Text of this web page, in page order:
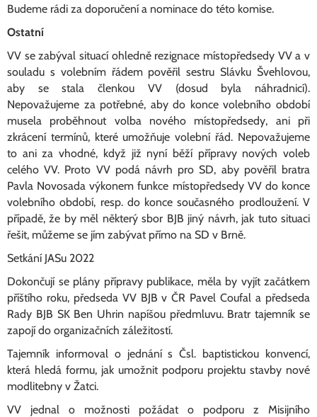
Budeme rádi za doporučení a nominace do této komise.
Ostatní
VV se zabýval situací ohledně rezignace místopředsedy VV a v
souladu s volebním řádem pověřil sestru Slávku Švehlovou,
aby se stala členkou VV (dosud byla náhradnicí).
Nepovažujeme za potřebné, aby do konce volebního období
musela proběhnout volba nového místopředsedy, ani při
zkrácení termínů, které umožňuje volební řád. Nepovažujeme
to ani za vhodné, když již nyní běží přípravy nových voleb
celého VV. Proto VV podá návrh pro SD, aby pověřil bratra
Pavla Novosada výkonem funkce místopředsedy VV do konce
volebního období, resp. do konce současného prodloužení. V
případě, že by měl některý sbor BJB jiný návrh, jak tuto situaci
řešit, můžeme se jím zabývat přímo na SD v Brně.
Setkání JASu 2022
Dokončují se plány přípravy publikace, měla by vyjít začátkem
příštího roku, předseda VV BJB v ČR Pavel Coufal a předseda
Rady BJB SK Ben Uhrin napíšou předmluvu. Bratr tajemník se
zapojí do organizačních záležitostí.
Tajemník informoval o jednání s Čsl. baptistickou konvencí,
která hledá formu, jak umožnit podporu projektu stavby nové
modlitebny v Žatci.
VV jednal o možnosti požádat o podporu z Misijního